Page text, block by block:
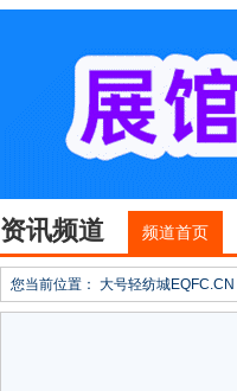
资讯频道 频道首页
您当前位置： 大号轻纺城EQFC.CN